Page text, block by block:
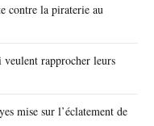
contre la piraterie au
rapprocher leurs
mise sur l’éclatement de